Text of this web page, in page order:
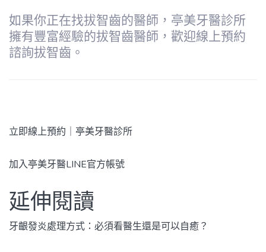
如果你正在找拔智齒的醫師，亭美牙醫診所
擁有豐富經驗的拔智齒醫師，歡迎線上預約
諮詢拔智齒。
立即線上預約｜亭美牙醫診所
加入亭美牙醫LINE官方帳號
延伸閱讀
牙齦發炎處理方式：必須看醫生還是可以自癒？